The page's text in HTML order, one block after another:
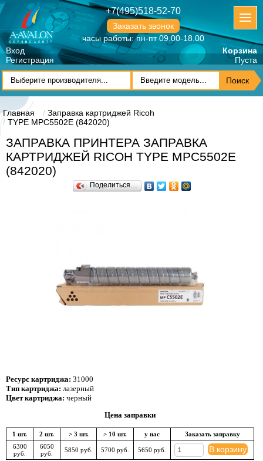
+7(495)518-52-70
Заказать звонок
часы работы: пн-пт 09.00-18.00
Вход
Регистрация
Корзина
Пуста
Главная
Заправка картриджей Ricoh
TYPE MPC5502E (842020)
ЗАПРАВКА ПРИНТЕРА ЗАПРАВКА
КАРТРИДЖЕЙ RICOH TYPE MPC5502E
(842020)
Поделиться…
Ресурс картриджа: 31000
Тип картриджа: лазерный
Цвет картриджа: черный
Цена заправки
1 шт. 2 шт. > 3 шт. > 10 шт. у нас
Заказать заправку
6300
руб.
6050
руб.
5850 руб. 5700 руб. 5650 руб. В корзину